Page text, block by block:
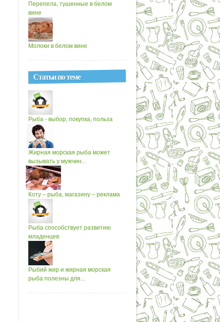
Перепела, тушенные в белом
вине
Молоки в белом вине
Статьи по теме
Рыба - выбор, покупка, польза
Жирная морская рыба может
вызывать у мужчин...
Коту – рыба, магазину – реклама
Рыба способствует развитию
младенцев
Рыбий жир и жирная морская
рыба полезны для...